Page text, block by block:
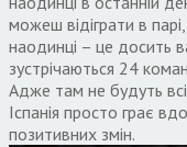
можеш відіграти в
наодинці – це досить
зустрічаються 24
Адже там не будуть
Іспанія просто грає
позитивних змін.